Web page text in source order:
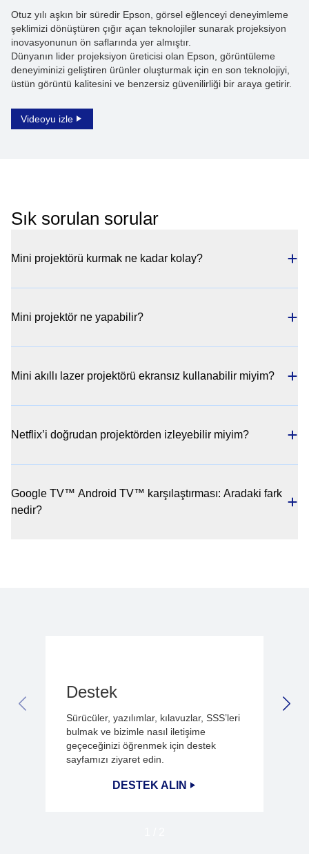
Otuz yılı aşkın bir süredir Epson, görsel eğlenceyi deneyimleme
şeklimizi dönüştüren çığır açan teknolojiler sunarak projeksiyon
inovasyonunun ön saflarında yer almıştır.
Dünyanın lider projeksiyon üreticisi olan Epson, görüntüleme
deneyiminizi geliştiren ürünler oluşturmak için en son teknolojiyi,
üstün görüntü kalitesini ve benzersiz güvenilirliği bir araya getirir.
Videoyu izle
Sık sorulan sorular
Mini projektörü kurmak ne kadar kolay?
Mini projektör ne yapabilir?
Mini akıllı lazer projektörü ekransız kullanabilir miyim?
Netflix’i doğrudan projektörden izleyebilir miyim?
Google TV™ Android TV™ karşılaştırması: Aradaki fark
nedir?
Destek
Sürücüler, yazılımlar, kılavuzlar, SSS’leri
bulmak ve bizimle nasıl iletişime
geçeceğinizi öğrenmek için destek
sayfamızı ziyaret edin.
DESTEK ALIN
PREVIOUS SLIDE